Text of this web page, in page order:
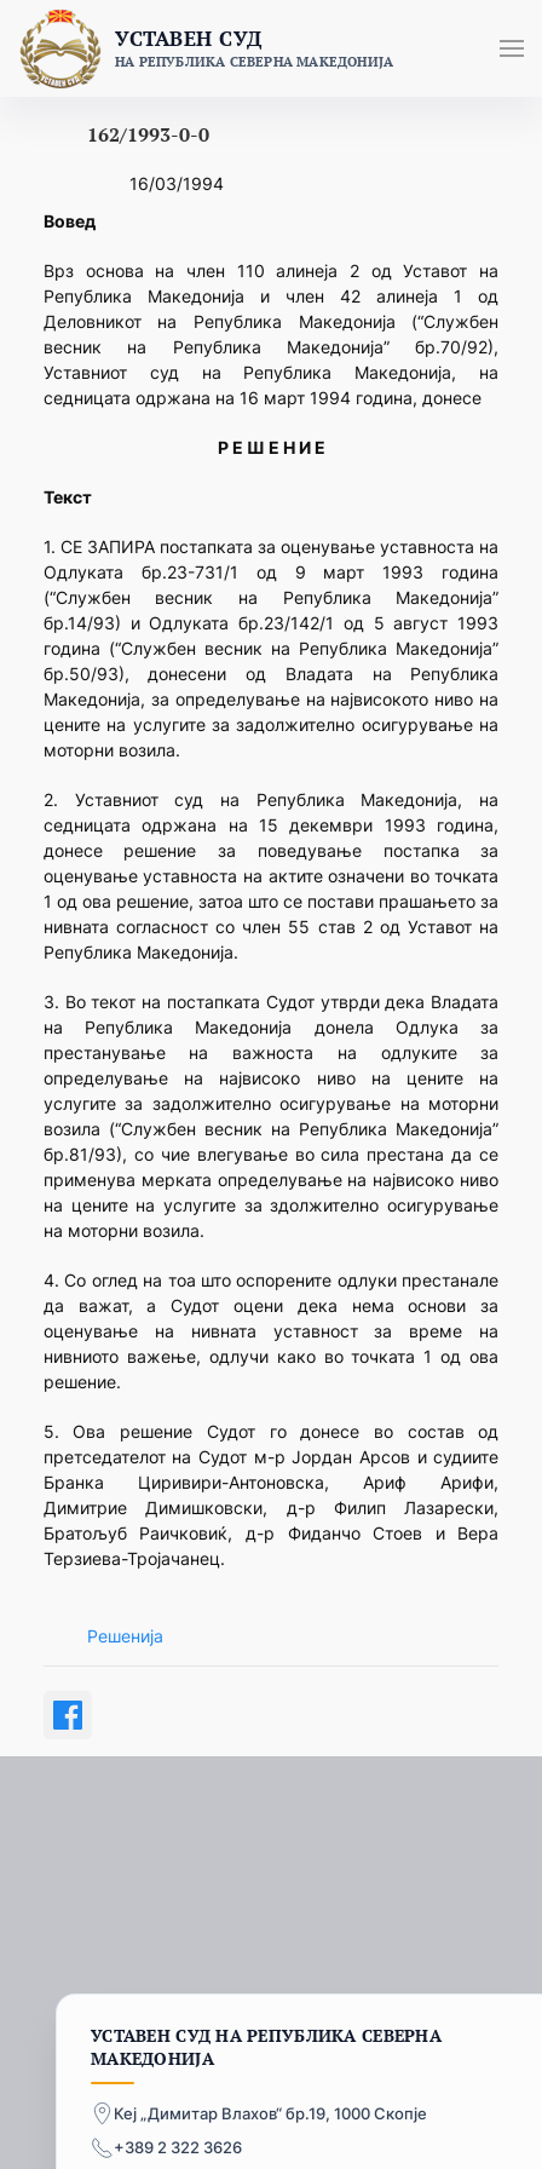
content
УСТАВЕН СУД
НА РЕПУБЛИКА СЕВЕРНА МАКЕДОНИЈА
162/1993-0-0
16/03/1994
Вовед
Врз основа на член 110 алинеја 2 од Уставот на
Република Македонија и член 42 алинеја 1 од
Деловникот на Република Македонија (“Службен
весник на Република Македонија” бр.70/92),
Уставниот суд на Република Македонија, на
седницата одржана на 16 март 1994 година, донесе
Р Е Ш Е Н И Е
Текст
1. СЕ ЗАПИРА постапката за оценување уставноста на
Одлуката бр.23-731/1 од 9 март 1993 година
(“Службен весник на Република Македонија”
бр.14/93) и Одлуката бр.23/142/1 од 5 август 1993
година (“Службен весник на Република Македонија”
бр.50/93), донесени од Владата на Република
Македонија, за определување на највисокото ниво на
цените на услугите за задолжително осигурување на
моторни возила.
2. Уставниот суд на Република Македонија, на
седницата одржана на 15 декември 1993 година,
донесе решение за поведување постапка за
оценување уставноста на актите означени во точката
1 од ова решение, затоа што се постави прашањето за
нивната согласност со член 55 став 2 од Уставот на
Република Македонија.
3. Во текот на постапката Судот утврди дека Владата
на Република Македонија донела Одлука за
престанување на важноста на одлуките за
определување на највисоко ниво на цените на
услугите за задолжително осигурување на моторни
возила (“Службен весник на Република Македонија”
бр.81/93), со чие влегување во сила престана да се
применува мерката определување на највисоко ниво
на цените на услугите за здолжително осигурување
на моторни возила.
4. Со оглед на тоа што оспорените одлуки престанале
да важат, а Судот оцени дека нема основи за
оценување на нивната уставност за време на
нивниото важење, одлучи како во точката 1 од ова
решение.
5. Ова решение Судот го донесе во состав од
претседателот на Судот м-р Јордан Арсов и судиите
Бранка Циривири-Антоновска, Ариф Арифи,
Димитрие Димишковски, д-р Филип Лазарески,
Братољуб Раичковиќ, д-р Фиданчо Стоев и Вера
Терзиева-Тројачанец.
Решенија
УСТАВЕН СУД НА РЕПУБЛИКА СЕВЕРНА
МАКЕДОНИЈА
Кеј „Димитар Влахов“ бр.19, 1000 Скопје
+389 2 322 3626